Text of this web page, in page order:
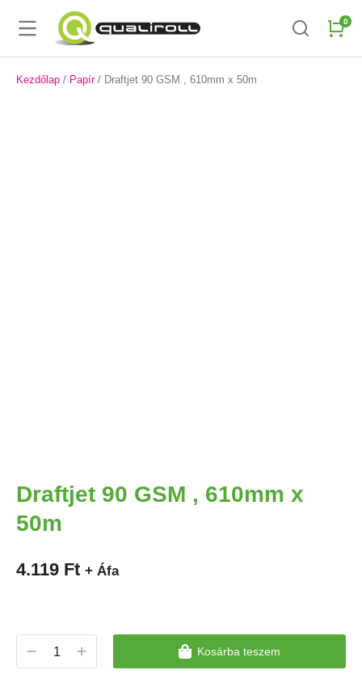
Kezdőlap / Papír/ Draftjet 90 GSM , 610mm x 50m
Draftjet 90 GSM , 610mm x
50m
4.119 Ft + Áfa
Kosárba teszem